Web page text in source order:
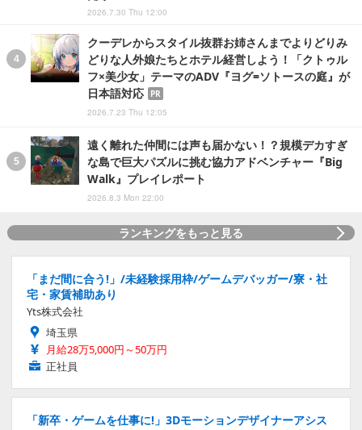
2026.7.30 Thu 12:00
クーデレからスタイル抜群お姉さんまでよりどりみ
どりな人外娘たちとホテル経営しよう！「クトゥル
フ×美少女」テーマのADV『ヨグ=ソトースの庭』が
日本語対応
PR
2026.7.23 Thu 12:05
遠く離れた仲間には声も届かない！？規模デカすぎ
な島で巨大パズルに挑む協力アドベンチャー『Big
Walk』プレイレポート
2026.8.3 Mon 22:00
ランキングをもっと見る
「まだ間に合う!」/未経験採用枠/ゲームデバッガー/寮・社
宅・家賃補助あり
Yts株式会社
埼玉県
月給28万5,000円～50万円
正社員
「新卒・ゲームを仕事に!」3Dモーションデザイナーアシス